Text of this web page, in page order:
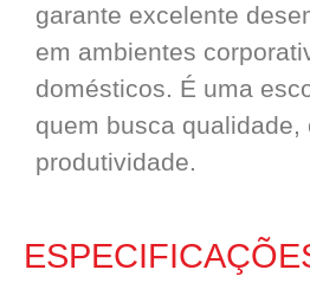
garante excelente
em ambientes
domésticos. É uma
quem busca qualidade,
produtividade.